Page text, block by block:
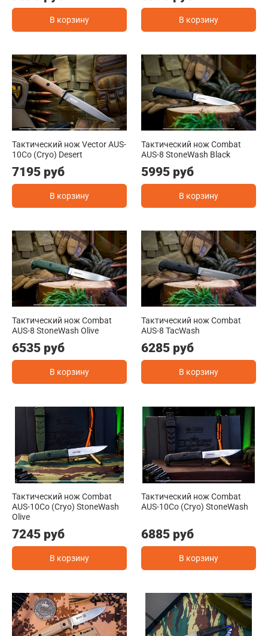
В корзину В корзину
Тактический нож Vector AUS-
10Co (Cryo) Desert
7195 руб
В корзину
Тактический нож Combat
AUS-8 StoneWash Black
5995 руб
В корзину
Тактический нож Combat
AUS-8 StoneWash Olive
6535 руб
В корзину
Тактический нож Combat
AUS-8 TacWash
6285 руб
В корзину
Тактический нож Combat
AUS-10Co (Cryo) StoneWash
Olive
7245 руб
В корзину
Тактический нож Combat
AUS-10Co (Cryo) StoneWash
6885 руб
В корзину